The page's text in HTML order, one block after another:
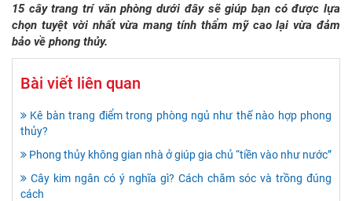
15 cây trang trí văn phòng dưới đây sẽ giúp bạn có được lựa
chọn tuyệt vời nhất vừa mang tính thẩm mỹ cao lại vừa đảm
bảo về phong thủy.
Bài viết liên quan
Kê bàn trang điểm trong phòng ngủ như thế nào hợp phong
thủy?
Phong thủy không gian nhà ở giúp gia chủ “tiền vào như nước”
Cây kim ngân có ý nghĩa gì? Cách chăm sóc và trồng đúng
cách